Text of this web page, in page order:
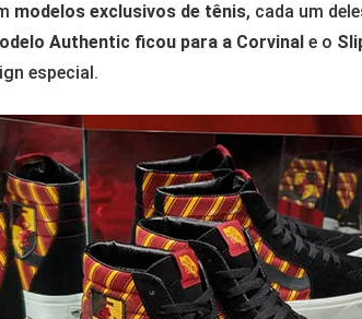
modelos exclusivos de tênis, cada um
Authentic ficou para a Corvinal e o
especial.